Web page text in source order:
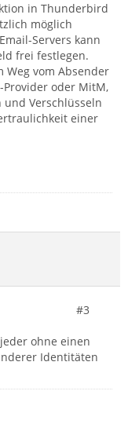
in Thunderbird
möglich
Servers kann
frei festlegen.
Weg vom Absender
oder MitM,
Verschlüsseln
einer
#3
ohne einen
Identitäten